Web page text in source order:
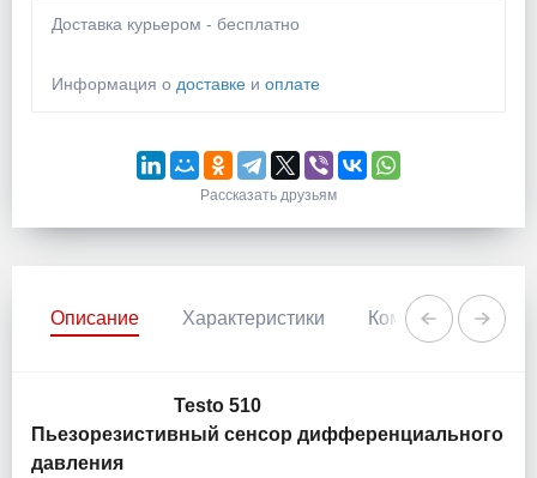
Доставка курьером - бесплатно
Информация о доставке и оплате
Рассказать друзьям
Описание Характеристики Комментарии
Testo 510
Пьезорезистивный сенсор дифференциального
давления